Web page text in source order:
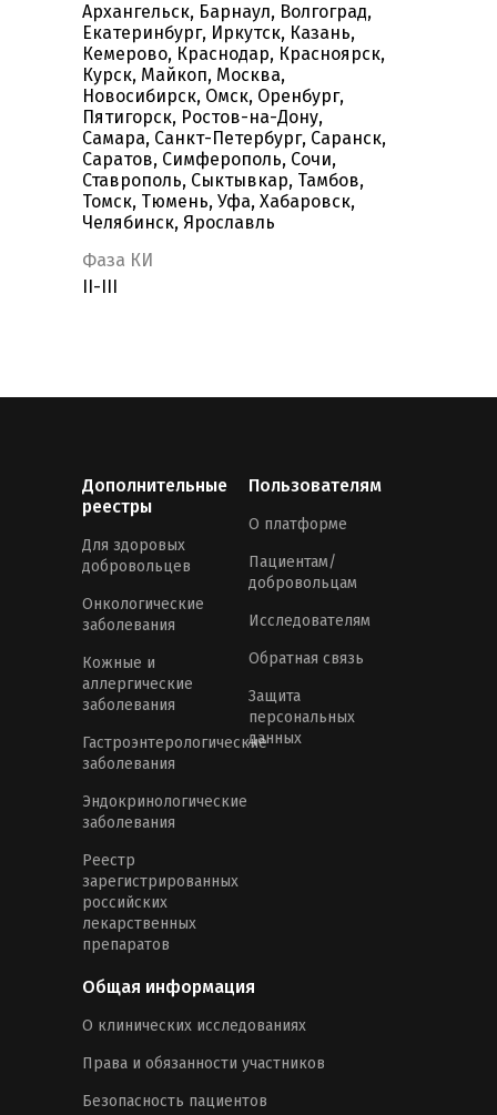
Архангельск, Барнаул, Волгоград,
Екатеринбург, Иркутск, Казань,
Кемерово, Краснодар, Красноярск,
Курск, Майкоп, Москва,
Новосибирск, Омск, Оренбург,
Пятигорск, Ростов-на-Дону,
Самара, Санкт-Петербург, Саранск,
Саратов, Симферополь, Сочи,
Ставрополь, Сыктывкар, Тамбов,
Томск, Тюмень, Уфа, Хабаровск,
Челябинск, Ярославль
Фаза КИ
II-III
Дополнительные
реестры
Для здоровых
добровольцев
Онкологические
заболевания
Кожные и
аллергические
заболевания
Гастроэнтерологические
заболевания
Эндокринологические
заболевания
Реестр
зарегистрированных
российских
лекарственных
препаратов
Пользователям
О платформе
Пациентам/
добровольцам
Исследователям
Обратная связь
Защита
персональных
данных
Общая информация
О клинических исследованиях
Права и обязанности участников
Безопасность пациентов